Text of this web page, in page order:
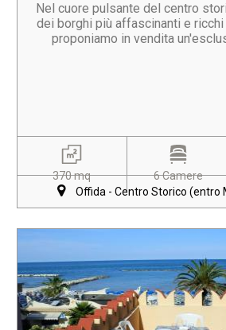
Nel cuore pulsante del centro
dei borghi più affascinanti e
proponiamo in vendita
370 mq 6 Camere
Offida - Centro Storico (entro